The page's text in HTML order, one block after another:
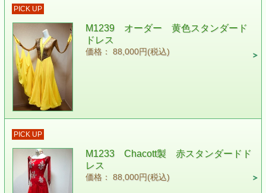
PICK UP
M1239 オーダー 黄色スタンダード
ドレス
価格： 88,000円(税込)
PICK UP
M1233 Chacott製 赤スタンダードド
レス
価格： 88,000円(税込)